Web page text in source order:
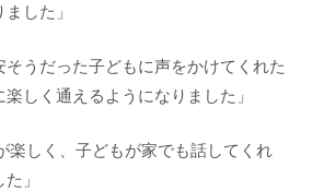
した」
そうだった子どもに声をかけてくれた
しく通えるようになりました」
楽しく、子どもが家でも話してくれ
」